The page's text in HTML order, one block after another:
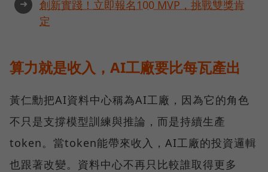
➜
創新實踐！立即報名100 MVP，挑戰雙獎肯
定
算力就是收入，AI工廠要比每瓦產出
黃仁勳把AI資料中心稱為AI工廠，因為它的角色
不只是支撐模型訓練與推論，而是持續生產
token。當token能帶來收入，AI工廠的投資邏輯
也跟著改變。資料中心不再只比較誰取得更多